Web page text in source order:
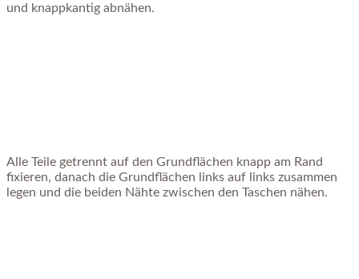
und knappkantig abnähen.
Alle Teile getrennt auf den Grundflächen knapp am Rand
fixieren, danach die Grundflächen links auf links zusammen
legen und die beiden Nähte zwischen den Taschen nähen.